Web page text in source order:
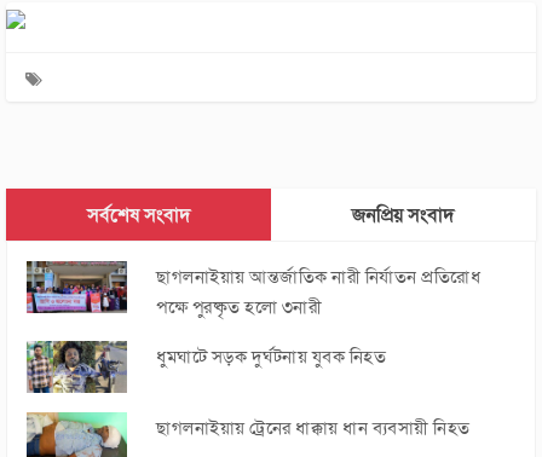
সর্বশেষ সংবাদ জনপ্রিয় সংবাদ
ছাগলনাইয়ায় আন্তর্জাতিক নারী নির্যাতন প্রতিরোধ
পক্ষে পুরষ্কৃত হলো ৩নারী
ধুমঘাটে সড়ক দুর্ঘটনায় যুবক নিহত
ছাগলনাইয়ায় ট্রেনের ধাক্কায় ধান ব্যবসায়ী নিহত